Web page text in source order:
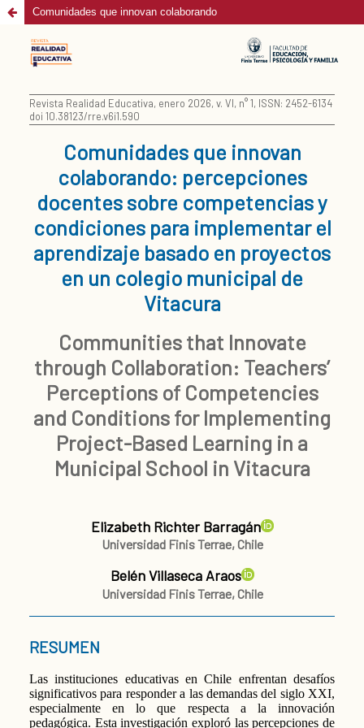
Comunidades que innovan colaborando